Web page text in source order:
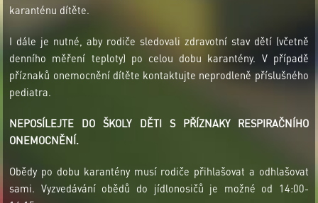
karanténu dítěte.
I dále je nutné, aby rodiče sledovali zdravotní stav dětí (včetně
denního měření teploty) po celou dobu karantény. V případě
příznaků onemocnění dítěte kontaktujte neprodleně příslušného
pediatra.
NEPOSÍLEJTE DO ŠKOLY DĚTI S PŘÍZNAKY RESPIRAČNÍHO
ONEMOCNĚNÍ.
Obědy po dobu karantény musí rodiče přihlašovat a odhlašovat
sami. Vyzvedávání obědů do jídlonosičů je možné od 14:00-